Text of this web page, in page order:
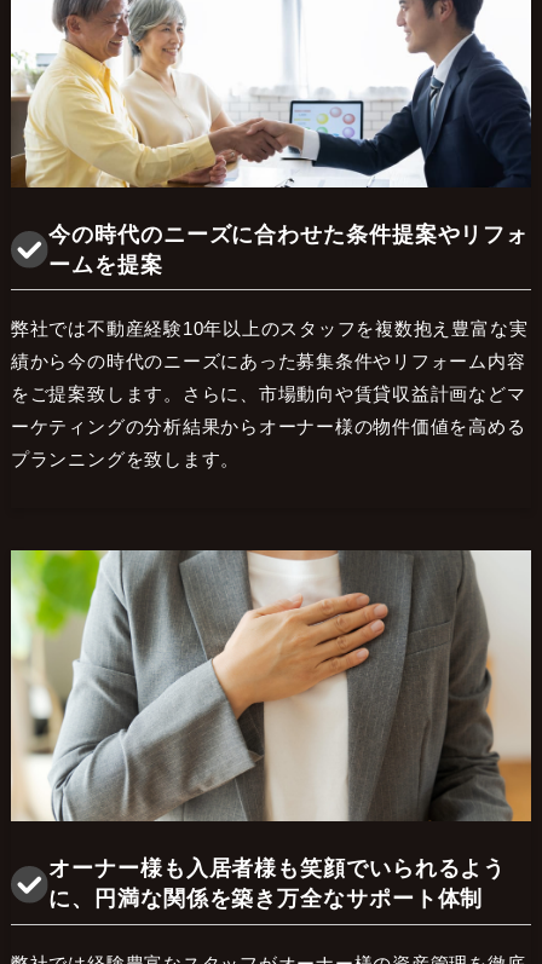
今の時代のニーズに合わせた条件提案やリフォ
ームを提案
弊社では不動産経験10年以上のスタッフを複数抱え豊富な実
績から今の時代のニーズにあった募集条件やリフォーム内容
をご提案致します。さらに、市場動向や賃貸収益計画などマ
ーケティングの分析結果からオーナー様の物件価値を高める
プランニングを致します。
オーナー様も入居者様も笑顔でいられるよう
に、円満な関係を築き万全なサポート体制